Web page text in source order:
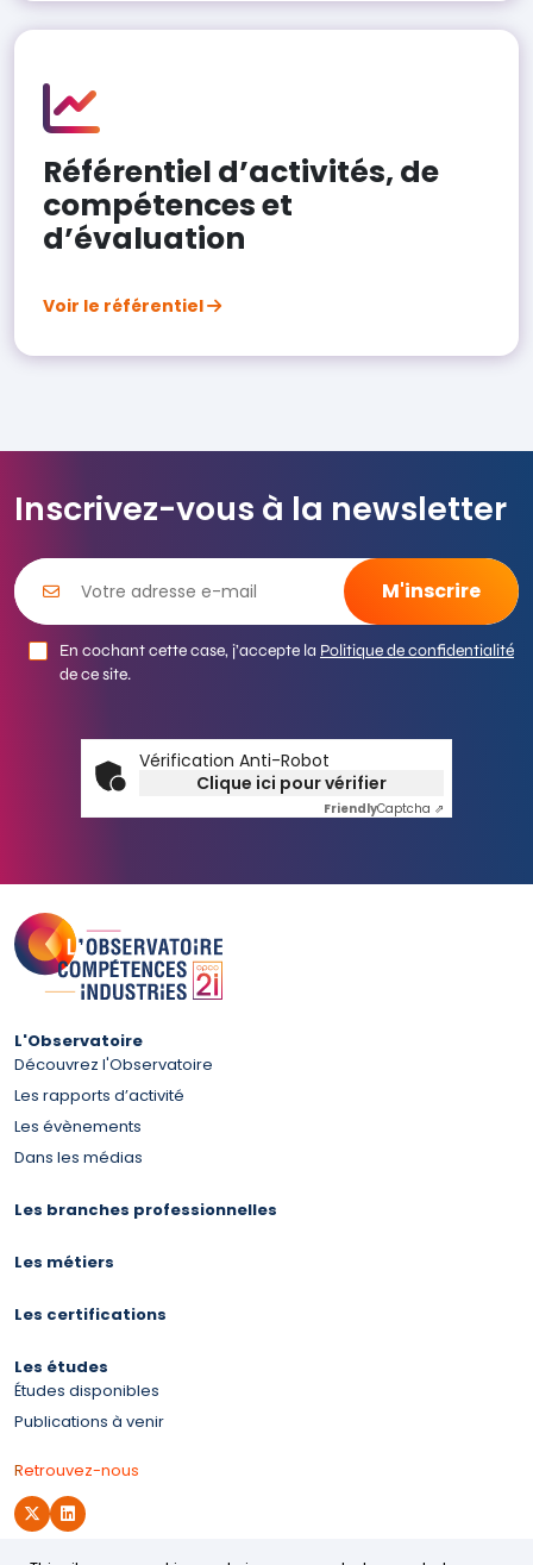
Référentiel d’activités, de
compétences et
d’évaluation
Voir le référentiel
Inscrivez-vous à la newsletter
En cochant cette case, j’accepte la Politique de confidentialité
de ce site.
Vérification Anti-Robot
Clique ici pour vérifier
FriendlyCaptcha ⇗
L'Observatoire
Découvrez l'Observatoire
Les rapports d’activité
Les évènements
Dans les médias
Les branches professionnelles
Les métiers
Les certifications
Les études
Études disponibles
Publications à venir
Retrouvez-nous